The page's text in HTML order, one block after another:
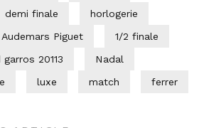
demi finale
horlogerie
Audemars Piguet
1/2 finale
20113
Nadal
luxe match ferrer